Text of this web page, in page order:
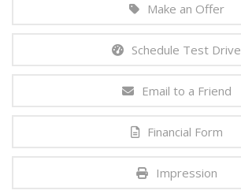
Make an Offer
Schedule Test Drive
Email to a Friend
Financial Form
Impression